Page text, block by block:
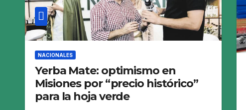
NACIONALES
Yerba Mate: optimismo en
Misiones por “precio histórico”
para la hoja verde